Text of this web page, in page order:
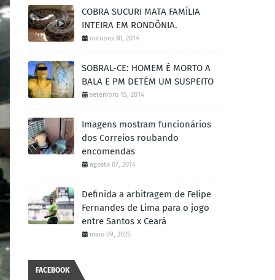
COBRA SUCURI MATA FAMÍLIA
INTEIRA EM RONDÔNIA.
outubro 30, 2014
SOBRAL-CE: HOMEM É MORTO A
BALA E PM DETÉM UM SUSPEITO
setembro 15, 2014
Imagens mostram funcionários
dos Correios roubando
encomendas
agosto 07, 2014
Definida a arbitragem de Felipe
Fernandes de Lima para o jogo
entre Santos x Ceará
maio 09, 2025
FACEBOOK